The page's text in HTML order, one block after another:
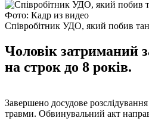
Фото: Кадр из видео
Співробітник УДО, який побив
Чоловік затриманий
на строк до 8 років.
Завершено досудове
травми. Обвинувальний акт